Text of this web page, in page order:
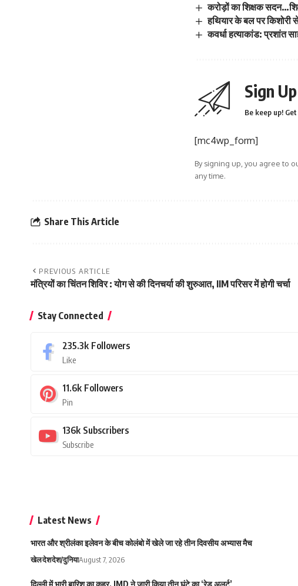
करोड़ों का शिक्षक
हथियार के बल पर किशोरी
कवर्धा हत्याकांड: प्रशांत
Sign
Be keep up!
[mc4wp_form]
By signing up, you agree to
any time.
Share This Article
PREVIOUS ARTICLE
मंत्रियों का चिंतन शिविर : योग से की दिनचर्या की शुरुआत, IIM परिसर में होगी चर्चा
Stay Connected
235.3k Followers
Like
11.6k Followers
Pin
136k Subscribers
Subscribe
Latest News
भारत और श्रीलंका इलेवन के बीच कोलंबो में खेले जा रहे तीन दिवसीय अभ्यास मैच
खेलदेशदेश/दुनियाAugust 7, 2026
दिल्ली में भारी बारिश का कहर, IMD ने जारी किया तीन घंटे का ‘रेड अलर्ट’